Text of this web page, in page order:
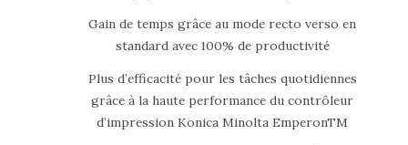
Gain de temps grâce au mode recto verso en
standard avec 100% de productivité
Plus d’efficacité pour les tâches quotidiennes
grâce à la haute performance du contrôleur
d’impression Konica Minolta EmperonTM